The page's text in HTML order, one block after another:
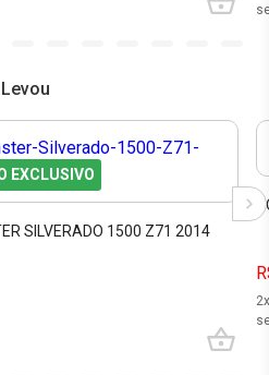
EXCLUSIVO
SILVERADO 1500 Z71 2014
2